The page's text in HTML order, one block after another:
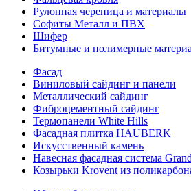
Рулонная черепица и материалы
Софиты Металл и ПВХ
Шифер
Битумные и полимерные
Фасад
Виниловый сайдинг и панели
Металлический сайдинг
Фиброцементный сайдинг
Термопанели White Hills
Фасадная плитка HAUBERK
Искусственный камень
Навесная фасадная система
Козырьки Krovent из